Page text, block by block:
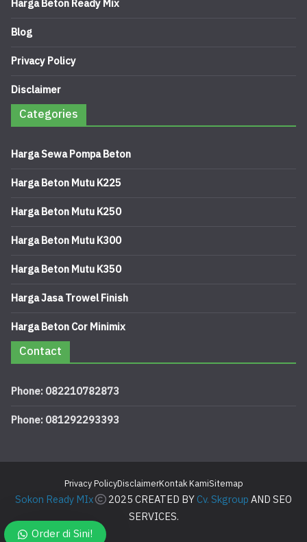
Harga Beton Ready Mix
Blog
Privacy Policy
Disclaimer
Categories
Harga Sewa Pompa Beton
Harga Beton Mutu K225
Harga Beton Mutu K250
Harga Beton Mutu K300
Harga Beton Mutu K350
Harga Jasa Trowel Finish
Harga Beton Cor Minimix
Contact
Phone: 082210782873
Phone: 081292293393
Privacy PolicyDisclaimerKontak KamiSitemap
Sokon Ready MIx 2025 CREATED BYCv. SkgroupAND SEO
SERVICES.
Order di Sini!